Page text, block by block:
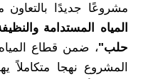
مشروعًا جديدًا بالتعاون
المياه المستدامة
حلب"، ضمن قطاع
المشروع نهجا متكاملاً